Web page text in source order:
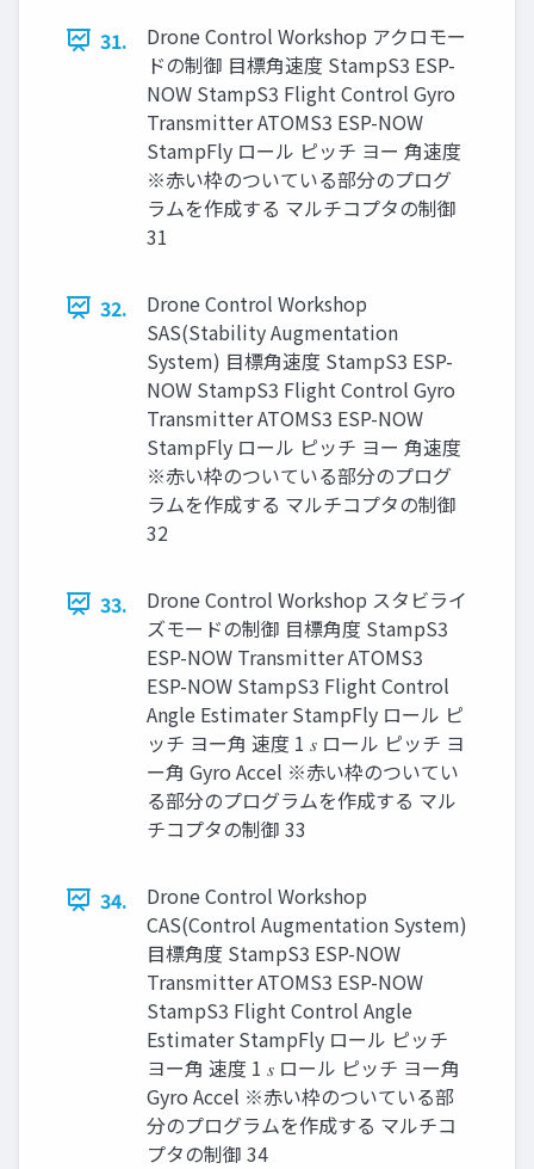
31.
Drone Control Workshop アクロモー
ドの制御 ⽬標⾓速度 StampS3 ESP-
NOW StampS3 Flight Control Gyro
Transmitter ATOMS3 ESP-NOW
StampFly ロール ピッチ ヨー ⾓速度
※⾚い枠のついている部分のプログ
ラムを作成する マルチコプタの制御
31
32.
Drone Control Workshop
SAS(Stability Augmentation
System) ⽬標⾓速度 StampS3 ESP-
NOW StampS3 Flight Control Gyro
Transmitter ATOMS3 ESP-NOW
StampFly ロール ピッチ ヨー ⾓速度
※⾚い枠のついている部分のプログ
ラムを作成する マルチコプタの制御
32
33.
Drone Control Workshop スタビライ
ズモードの制御 ⽬標⾓度 StampS3
ESP-NOW Transmitter ATOMS3
ESP-NOW StampS3 Flight Control
Angle Estimater StampFly ロール ピ
ッチ ヨー⾓ 速度 1 𝑠 ロール ピッチ ヨ
ー⾓ Gyro Accel ※⾚い枠のついてい
る部分のプログラムを作成する マル
チコプタの制御 33
34.
Drone Control Workshop
CAS(Control Augmentation System)
⽬標⾓度 StampS3 ESP-NOW
Transmitter ATOMS3 ESP-NOW
StampS3 Flight Control Angle
Estimater StampFly ロール ピッチ
ヨー⾓ 速度 1 𝑠 ロール ピッチ ヨー⾓
Gyro Accel ※⾚い枠のついている部
分のプログラムを作成する マルチコ
プタの制御 34